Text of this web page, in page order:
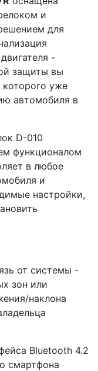
и
для
-
защиты вы
которого уже
автомобиля в
D-010
функционалом
в любое
и
настройки,
от системы -
зон или
наклона
Bluetooth 4.2
смартфона